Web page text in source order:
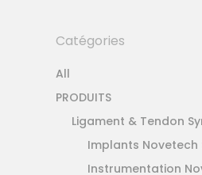
Catégories
All
PRODUITS
Ligament & Tendon
Implants Novetech
Instrumentation